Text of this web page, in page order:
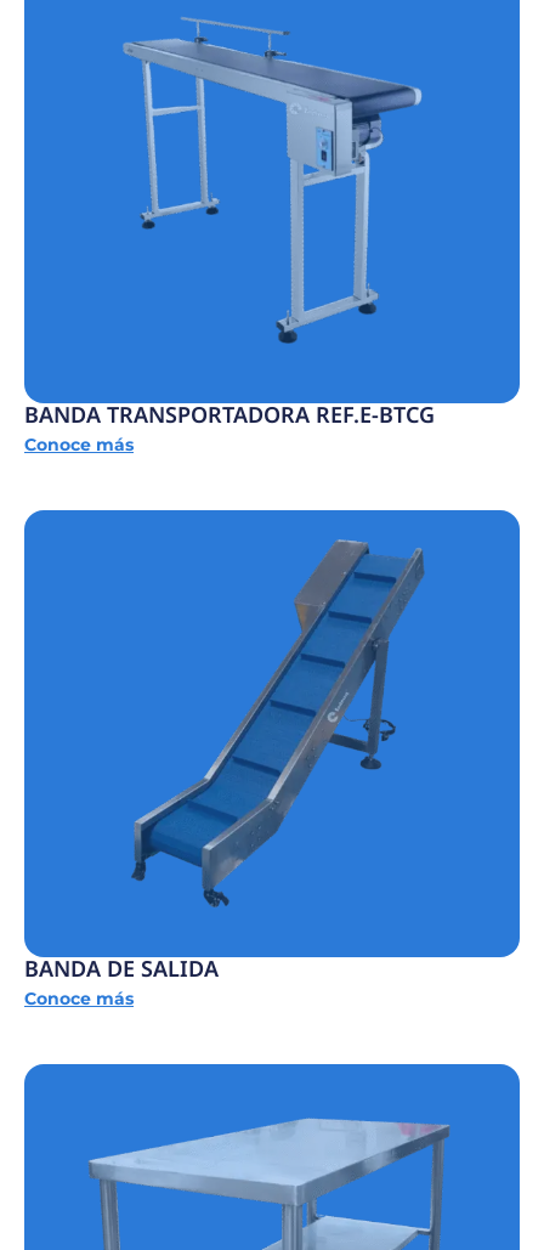
BANDA TRANSPORTADORA REF.E-BTCG
Conoce más
BANDA DE SALIDA
Conoce más